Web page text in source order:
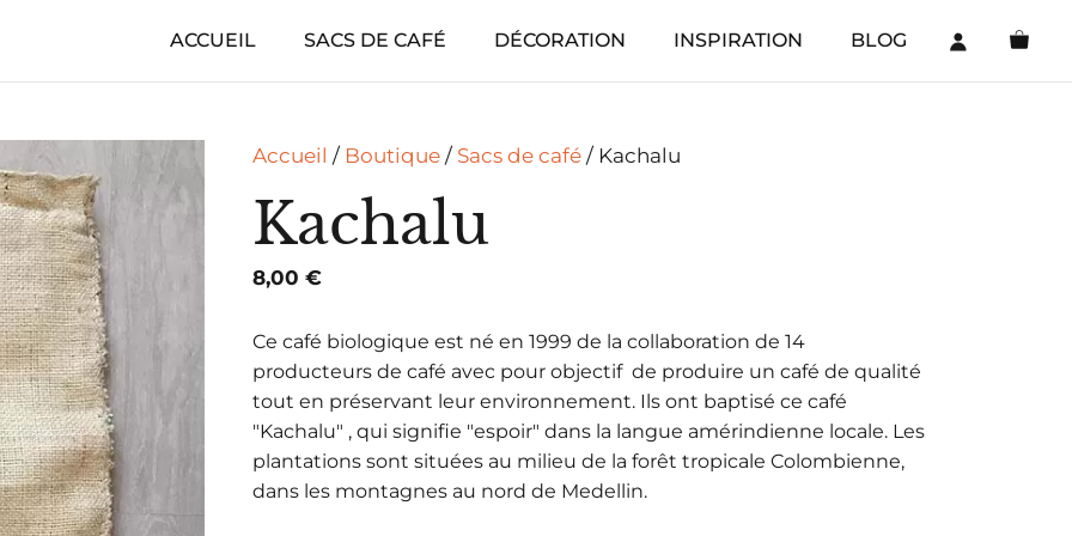
ACCUEIL SACS DE CAFÉ DÉCORATION INSPIRATION BLOG
Accueil / Boutique/ Sacs de café/ Kachalu
Kachalu
8,00 €
Ce café biologique est né en 1999 de la collaboration de 14
producteurs de café avec pour objectif de produire un café de qualité
tout en préservant leur environnement. Ils ont baptisé ce café
"Kachalu" , qui signifie "espoir" dans la langue amérindienne locale. Les
plantations sont situées au milieu de la forêt tropicale Colombienne,
dans les montagnes au nord de Medellin.